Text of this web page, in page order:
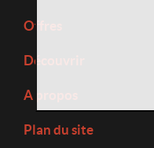
Offres
Découvrir
A propos
Plan du site